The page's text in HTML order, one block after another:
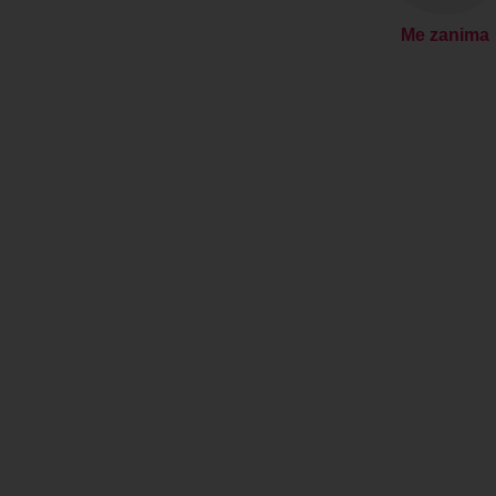
Me zanima